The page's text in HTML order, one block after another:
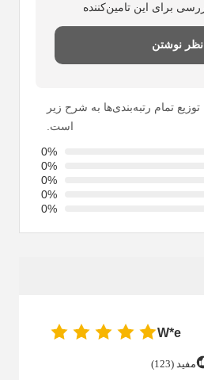
نظر نوشتن
توزیع تمام رتبه‌بندی‌ها به شرح زیر
است.
0%
0%
0%
0%
0%
W*e
مفید (123)